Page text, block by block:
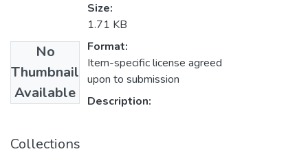
No
Thumbnail
Available
Size:
1.71 KB
Format:
Item-specific license agreed
upon to submission
Description:
Collections